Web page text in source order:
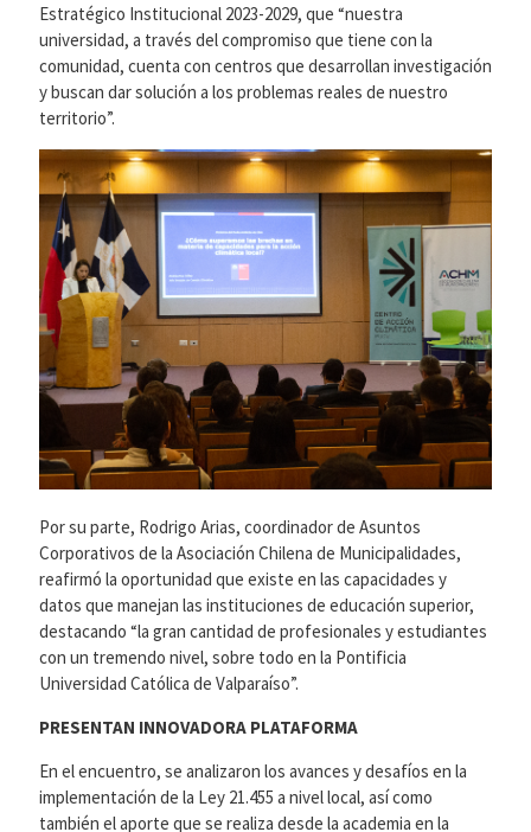
Estratégico Institucional 2023-2029, que “nuestra
universidad, a través del compromiso que tiene con la
comunidad, cuenta con centros que desarrollan investigación
y buscan dar solución a los problemas reales de nuestro
territorio”.
Por su parte, Rodrigo Arias, coordinador de Asuntos
Corporativos de la Asociación Chilena de Municipalidades,
reafirmó la oportunidad que existe en las capacidades y
datos que manejan las instituciones de educación superior,
destacando “la gran cantidad de profesionales y estudiantes
con un tremendo nivel, sobre todo en la Pontificia
Universidad Católica de Valparaíso”.
PRESENTAN INNOVADORA PLATAFORMA
En el encuentro, se analizaron los avances y desafíos en la
implementación de la Ley 21.455 a nivel local, así como
también el aporte que se realiza desde la academia en la